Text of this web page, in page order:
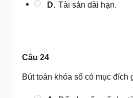
D. Tài sản dài hạn.
Câu 24
Bút toán khóa sổ có mục đích